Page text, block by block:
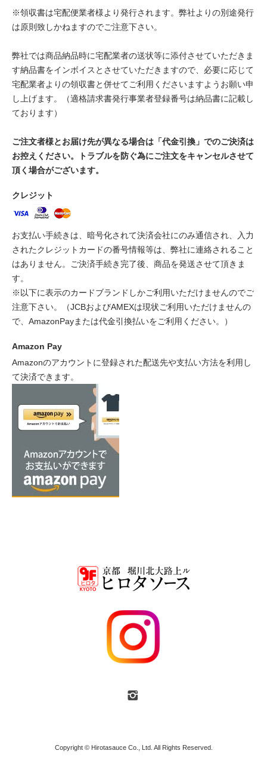
※領収書は宅配便業者様より発行されます。弊社よりの別途発行
は原則致しかねますのでご注意下さい。
弊社では商品納品時に宅配業者の送状等に添付させていただきま
す納品書をインボイスとさせていただきますので、必要に応じて
宅配業者よりの領収書と併せてご利用くださいますようお願い申
し上げます。（適格請求書発行事業者登録番号は納品書に記載し
ております）
ご注文者様とお届け先が異なる場合は「代金引換」でのご決済は
お控えください。トラブルを防ぐ為にご注文をキャンセルさせて
頂く場合がございます。
クレジット
お支払い手続きは、暗号化されて決済会社にのみ通信され、入力
されたクレジットカードの番号情報等は、弊社に連絡されること
はありません。ご決済手続き完了後、商品を発送させて頂きま
す。
※以下に表示のカードブランドしかご利用いただけませんのでご
注意下さい。（JCBおよびAMEXは現状ご利用いただけませんの
で、AmazonPayまたは代金引換払いをご利用ください。）
Amazon Pay
Amazonのアカウントに登録された配送先や支払い方法を利用し
て決済できます。
Copyright © Hirotasauce Co., Ltd. All Rights Reserved.